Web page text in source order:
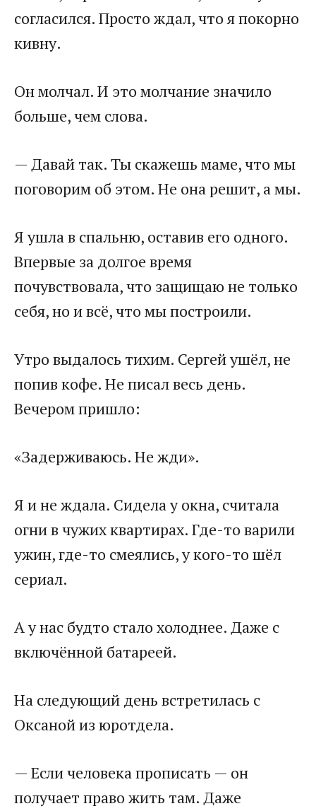
согласился. Просто ждал, что я покорно
кивну.
Он молчал. И это молчание значило
больше, чем слова.
— Давай так. Ты скажешь маме, что мы
поговорим об этом. Не она решит, а мы.
Я ушла в спальню, оставив его одного.
Впервые за долгое время
почувствовала, что защищаю не только
себя, но и всё, что мы построили.
Утро выдалось тихим. Сергей ушёл, не
попив кофе. Не писал весь день.
Вечером пришло:
«Задерживаюсь. Не жди».
Я и не ждала. Сидела у окна, считала
огни в чужих квартирах. Где-то варили
ужин, где-то смеялись, у кого-то шёл
сериал.
А у нас будто стало холоднее. Даже с
включённой батареей.
На следующий день встретилась с
Оксаной из юротдела.
— Если человека прописать — он
получает право жить там. Даже